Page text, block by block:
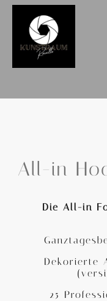
All-in
Die All-in
Dekorierte
25